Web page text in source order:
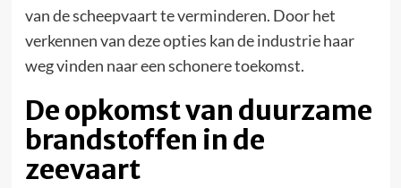
van de scheepvaart te verminderen. Door het
verkennen van deze opties kan de industrie haar
weg vinden naar een schonere toekomst.
De opkomst van duurzame
brandstoffen in de
zeevaart